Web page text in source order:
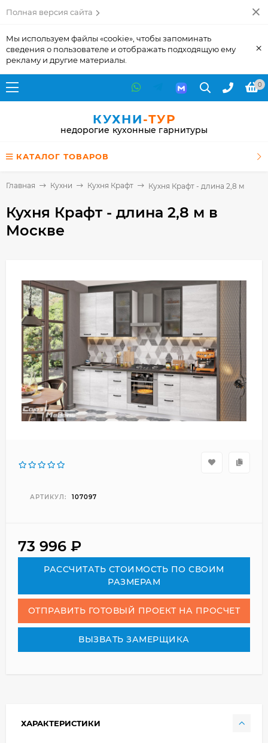
Полная версия сайта
Мы используем файлы «cookie», чтобы запоминать
сведения о пользователе и отображать подходящую ему
рекламу и другие материалы.
×
0
КУХНИ-ТУР
недорогие кухонные гарнитуры
КАТАЛОГ ТОВАРОВ
Главная Кухни Кухня Крафт Кухня Крафт - длина 2,8 м
Кухня Крафт - длина 2,8 м в
Москве
АРТИКУЛ: 107097
73 996 ₽
РАСCЧИТАТЬ СТОИМОСТЬ ПО СВОИМ
РАЗМЕРАМ
ОТПРАВИТЬ ГОТОВЫЙ ПРОЕКТ НА ПРОСЧЕТ
ВЫЗВАТЬ ЗАМЕРЩИКА
ХАРАКТЕРИСТИКИ